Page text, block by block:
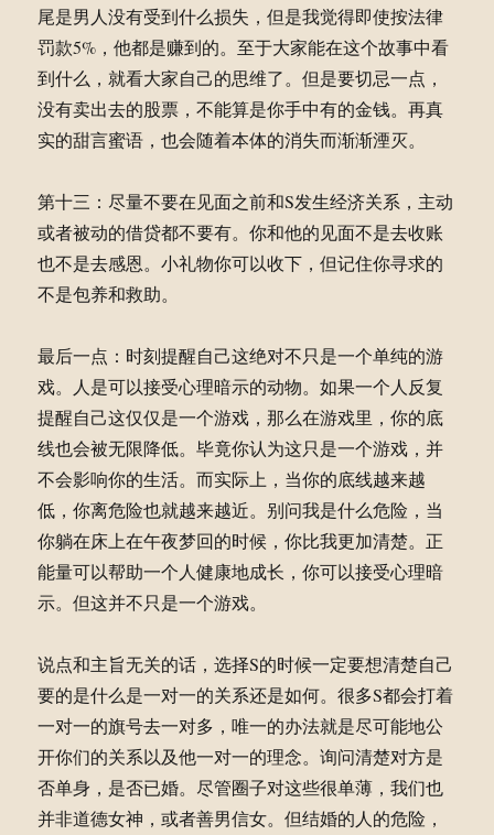
尾是男人没有受到什么损失，但是我觉得即使按法律
罚款5%，他都是赚到的。至于大家能在这个故事中看
到什么，就看大家自己的思维了。但是要切忌一点，
没有卖出去的股票，不能算是你手中有的金钱。再真
实的甜言蜜语，也会随着本体的消失而渐渐湮灭。
第十三：尽量不要在见面之前和S发生经济关系，主动
或者被动的借贷都不要有。你和他的见面不是去收账
也不是去感恩。小礼物你可以收下，但记住你寻求的
不是包养和救助。
最后一点：时刻提醒自己这绝对不只是一个单纯的游
戏。人是可以接受心理暗示的动物。如果一个人反复
提醒自己这仅仅是一个游戏，那么在游戏里，你的底
线也会被无限降低。毕竟你认为这只是一个游戏，并
不会影响你的生活。而实际上，当你的底线越来越
低，你离危险也就越来越近。别问我是什么危险，当
你躺在床上在午夜梦回的时候，你比我更加清楚。正
能量可以帮助一个人健康地成长，你可以接受心理暗
示。但这并不只是一个游戏。
说点和主旨无关的话，选择S的时候一定要想清楚自己
要的是什么是一对一的关系还是如何。很多S都会打着
一对一的旗号去一对多，唯一的办法就是尽可能地公
开你们的关系以及他一对一的理念。询问清楚对方是
否单身，是否已婚。尽管圈子对这些很单薄，我们也
并非道德女神，或者善男信女。但结婚的人的危险，